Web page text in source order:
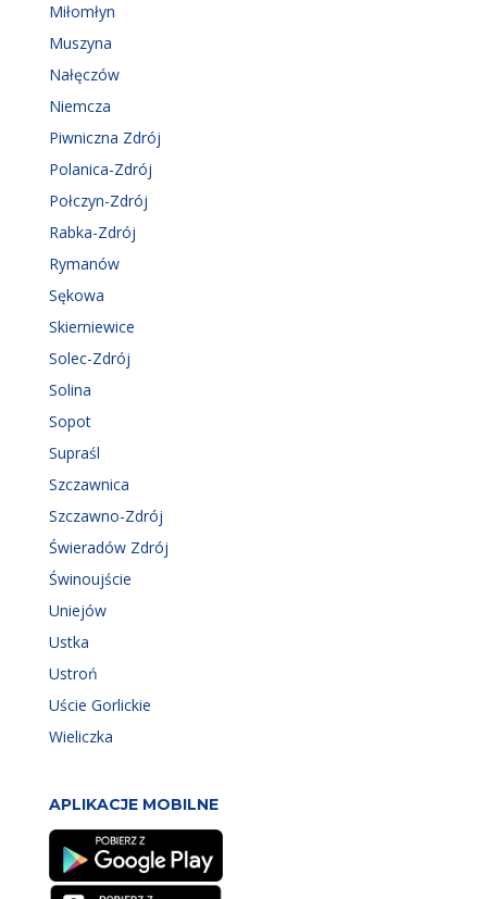
Miłomłyn
Muszyna
Nałęczów
Niemcza
Piwniczna Zdrój
Polanica-Zdrój
Połczyn-Zdrój
Rabka-Zdrój
Rymanów
Sękowa
Skierniewice
Solec-Zdrój
Solina
Sopot
Supraśl
Szczawnica
Szczawno-Zdrój
Świeradów Zdrój
Świnoujście
Uniejów
Ustka
Ustroń
Uście Gorlickie
Wieliczka
APLIKACJE MOBILNE